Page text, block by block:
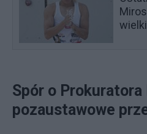
Spór o Prokuratora
pozaustawowe